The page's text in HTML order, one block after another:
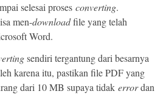
selesai proses converting.
men-downloadfile yang telah
Word.
sendiri tergantung dari besarnya
karena itu, pastikan file PDF yang
dari 10 MB supaya tidak errordan